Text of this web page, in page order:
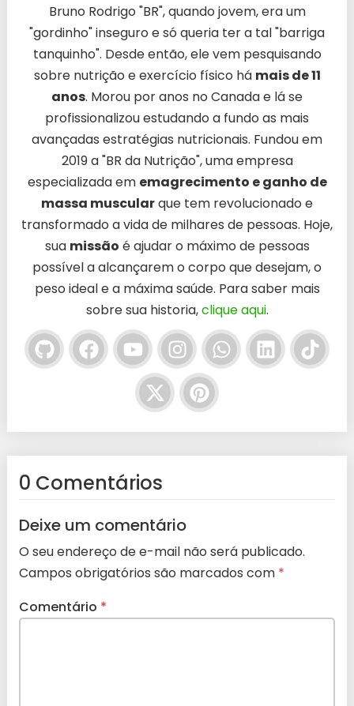
Bruno Rodrigo "BR", quando jovem, era um
"gordinho" inseguro e só queria ter a tal "barriga
tanquinho". Desde então, ele vem pesquisando
sobre nutrição e exercício físico há mais de 11
anos. Morou por anos no Canada e lá se
profissionalizou estudando a fundo as mais
avançadas estratégias nutricionais. Fundou em
2019 a "BR da Nutrição", uma empresa
especializada em emagrecimento e ganho de
massa muscularque tem revolucionado e
transformado a vida de milhares de pessoas. Hoje,
sua missão é ajudar o máximo de pessoas
possível a alcançarem o corpo que desejam, o
peso ideal e a máxima saúde. Para saber mais
sobre sua historia,clique aqui.
0 Comentários
Deixe um comentário
O seu endereço de e-mail não será publicado.
Campos obrigatórios são marcados com *
Comentário *